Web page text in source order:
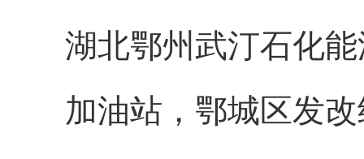
湖北鄂州武汀石化
加油站 ， 鄂城区发